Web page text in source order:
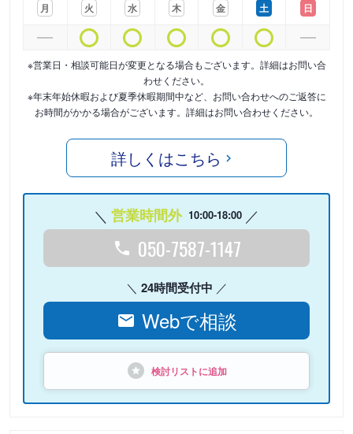
月
火
水
木
金
土
日
※営業日・相談可能日が変更となる場合もございます。詳細はお問い合
わせください。
※年末年始休暇および夏季休暇期間中など、お問い合わせへのご返答に
お時間がかかる場合がございます。詳細はお問い合わせください。
詳しくはこちら
営業時間外 10:00-18:00
050-7587-1147
24時間受付中
Webで相談
検討リストに追加